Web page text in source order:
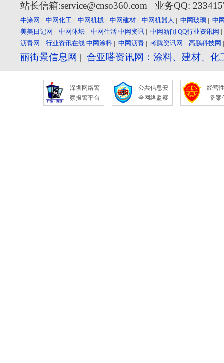
站长信箱:service@cnso360.com 业务QQ:
牛涂网 | 中网化工 | 中网机械 | 中网建材 | 中网机器人 | 中网玻璃 | 中
美美日记网 | 中网体坛 | 中网生活 中网资讯 | 中网新闻 QQ行业资讯网
沥青网 | 行业资讯在线 中网涂料 | 中网沥青 | 考腾资讯网 | 高鹏科技网
丽街景信息网 | 合亚嗒资讯网：涂料、建材、
深圳网络警
察报警平台
公共信息安
全网络监察
经营
备案